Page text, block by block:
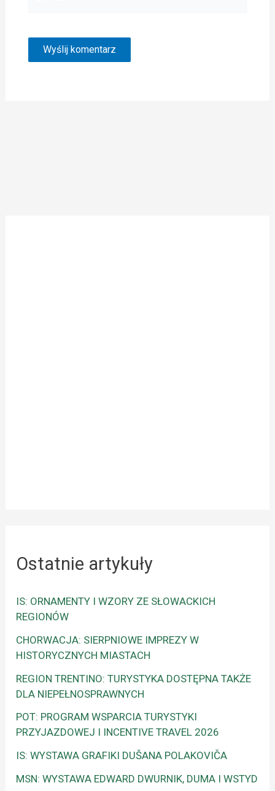
Ostatnie artykuły
IS: ORNAMENTY I WZORY ZE SŁOWACKICH
REGIONÓW
CHORWACJA: SIERPNIOWE IMPREZY W
HISTORYCZNYCH MIASTACH
REGION TRENTINO: TURYSTYKA DOSTĘPNA TAKŻE
DLA NIEPEŁNOSPRAWNYCH
POT: PROGRAM WSPARCIA TURYSTYKI
PRZYJAZDOWEJ I INCENTIVE TRAVEL 2026
IS: WYSTAWA GRAFIKI DUŠANA POLAKOVIČA
MSN: WYSTAWA EDWARD DWURNIK, DUMA I WSTYD